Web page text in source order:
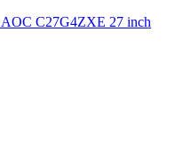
AOC C27G4ZXE 27 inch